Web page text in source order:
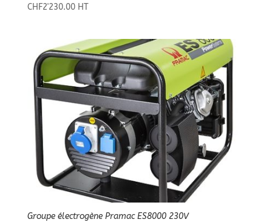
CHF2'230.00 HT
Groupe électrogène Pramac ES8000 230V